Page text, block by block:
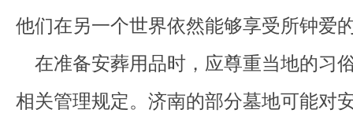
他们在另一个世界依然能够享受所钟爱
在准备安葬用品时，应尊重当地的习
相关管理规定。济南的部分墓地可能对